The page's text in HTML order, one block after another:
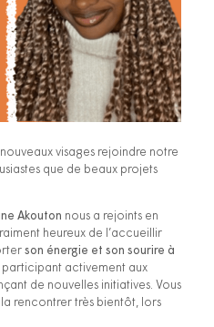
visages rejoindre notre
que de beaux projets
Akouton nous a rejoints en
heureux de l’accueillir
son énergie et son sourire à
participant activement aux
de nouvelles initiatives. Vous
rencontrer très bientôt, lors